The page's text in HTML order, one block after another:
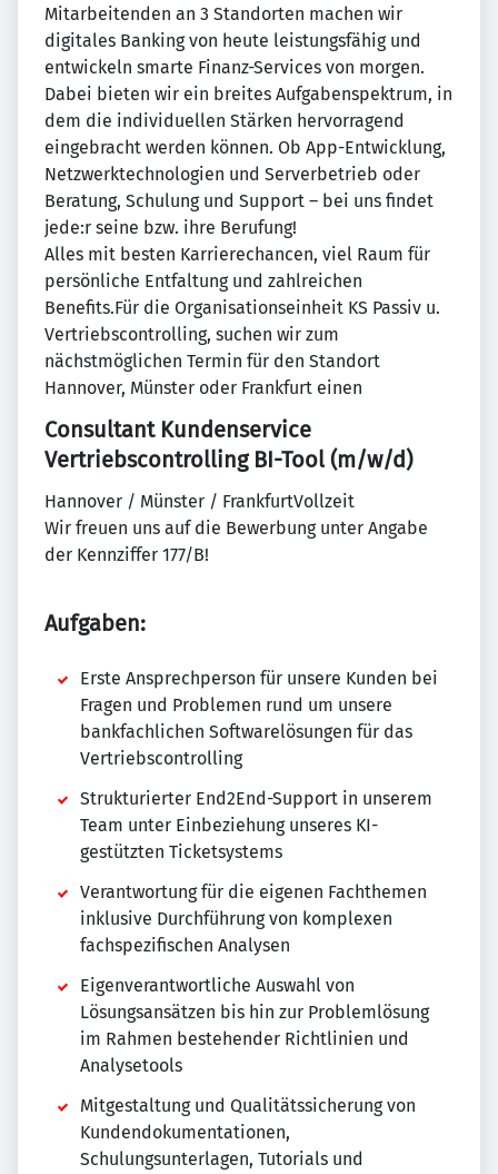
Mitarbeitenden an 3 Standorten machen wir
digitales Banking von heute leistungsfähig und
entwickeln smarte Finanz-Services von morgen.
Dabei bieten wir ein breites Aufgabenspektrum, in
dem die individuellen Stärken hervorragend
eingebracht werden können. Ob App-Entwicklung,
Netzwerktechnologien und Serverbetrieb oder
Beratung, Schulung und Support – bei uns findet
jede:r seine bzw. ihre Berufung!
Alles mit besten Karrierechancen, viel Raum für
persönliche Entfaltung und zahlreichen
Benefits.Für die Organisationseinheit KS Passiv u.
Vertriebscontrolling, suchen wir zum
nächstmöglichen Termin für den Standort
Hannover, Münster oder Frankfurt einen
Consultant Kundenservice
Vertriebscontrolling BI-Tool (m/w/d)
Hannover / Münster / FrankfurtVollzeit
Wir freuen uns auf die Bewerbung unter Angabe
der Kennziffer 177/B!
Aufgaben:
Erste Ansprechperson für unsere Kunden bei
Fragen und Problemen rund um unsere
bankfachlichen Softwarelösungen für das
Vertriebscontrolling
Strukturierter End2End-Support in unserem
Team unter Einbeziehung unseres KI-
gestützten Ticketsystems
Verantwortung für die eigenen Fachthemen
inklusive Durchführung von komplexen
fachspezifischen Analysen
Eigenverantwortliche Auswahl von
Lösungsansätzen bis hin zur Problemlösung
im Rahmen bestehender Richtlinien und
Analysetools
Mitgestaltung und Qualitätssicherung von
Kundendokumentationen,
Schulungsunterlagen, Tutorials und